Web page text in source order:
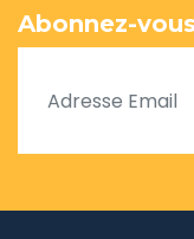
Abonnez-